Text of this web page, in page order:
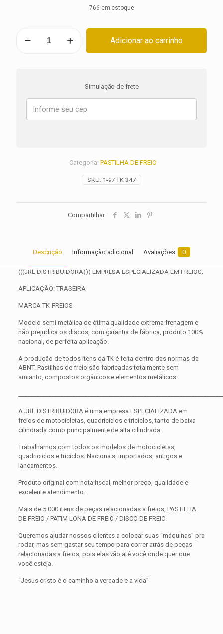
766 em estoque
ANO
2018
Adicionar ao carrinho
Simulação de frete
SKU: 1-97 TK 347
Categoria: PASTILHA DE FREIO
Compartilhar
Descrição Informação adicional Avaliações 0
(((JRL DISTRIBUIDORA))) EMPRESA ESPECIALIZADA EM FREIOS.
APLICAÇÃO: TRASEIRA
MARCA TK-FREIOS
Modelo semi metálica de ótima qualidade extrema frenagem e
não prejudica os discos, com garantia de fábrica, produto 100%
nacional, de perfeita aplicação.
A produção de todos itens da TK é feita dentro das normas da
ABNT. Pastilhas de freio são fabricadas totalmente sem
amianto, compostos orgânicos e elementos metálicos.
A JRL DISTRIBUIDORA é uma empresa ESPECIALIZADA em
freios de motocicletas, quadriciclos e triciclos, tanto de baixa
cilindrada como principalmente de alta cilindrada.
Trabalhamos com todos os modelos de motocicletas,
quadriciclos e triciclos. Nacionais, importados, antigos e
lançamentos.
Produto original com nota fiscal, melhor preço, qualidade e
excelente atendimento.
Mais de 5.000 itens de peças relacionadas a freios, PASTILHA
DE FREIO / PATIM LONA DE FREIO / DISCO DE FREIO.
Queremos ajudar nossos clientes a colocar suas “máquinas” pra
rodar, mas sem gastar seu tempo para correr atrás de peças
relacionadas a freios, pois elas vão até você onde quer que
você esteja.
“Jesus cristo é o caminho a verdade e a vida”